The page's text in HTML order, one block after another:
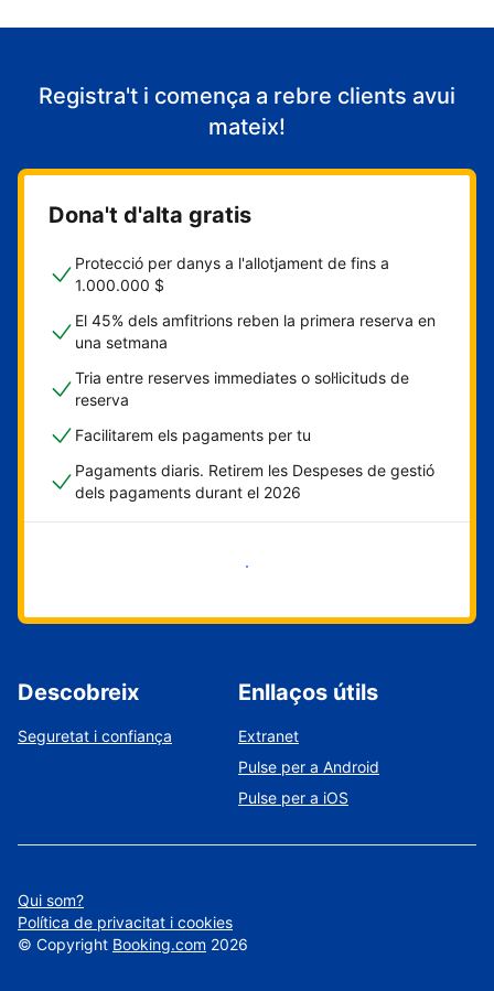
Registra't i comença a rebre clients avui
mateix!
Dona't d'alta gratis
Protecció per danys a l'allotjament de fins a
1.000.000 $
El 45% dels amfitrions reben la primera reserva en
una setmana
Tria entre reserves immediates o sol·licituds de
reserva
Facilitarem els pagaments per tu
Pagaments diaris. Retirem les Despeses de gestió
dels pagaments durant el 2026
Comença ara
Descobreix
Seguretat i confiança
Enllaços útils
Extranet
Pulse per a Android
Pulse per a iOS
Qui som?
Política de privacitat i cookies
© Copyright Booking.com 2026